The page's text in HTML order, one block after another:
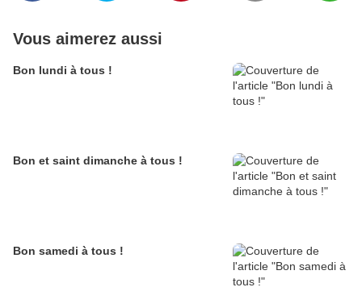
Vous aimerez aussi
Bon lundi à tous !
Bon et saint dimanche à tous !
Bon samedi à tous !